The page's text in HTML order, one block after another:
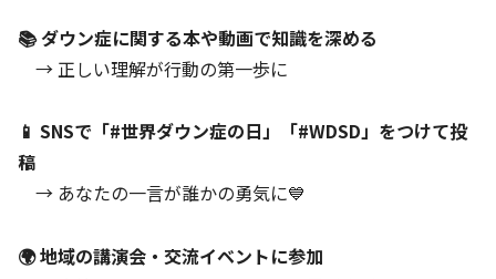
📚 ダウン症に関する本や動画で知識を深める
→ 正しい理解が行動の第一歩に
📱 SNSで「#世界ダウン症の日」「#WDSD」をつけて投
稿
→ あなたの一言が誰かの勇気に💙
🌍 地域の講演会・交流イベントに参加